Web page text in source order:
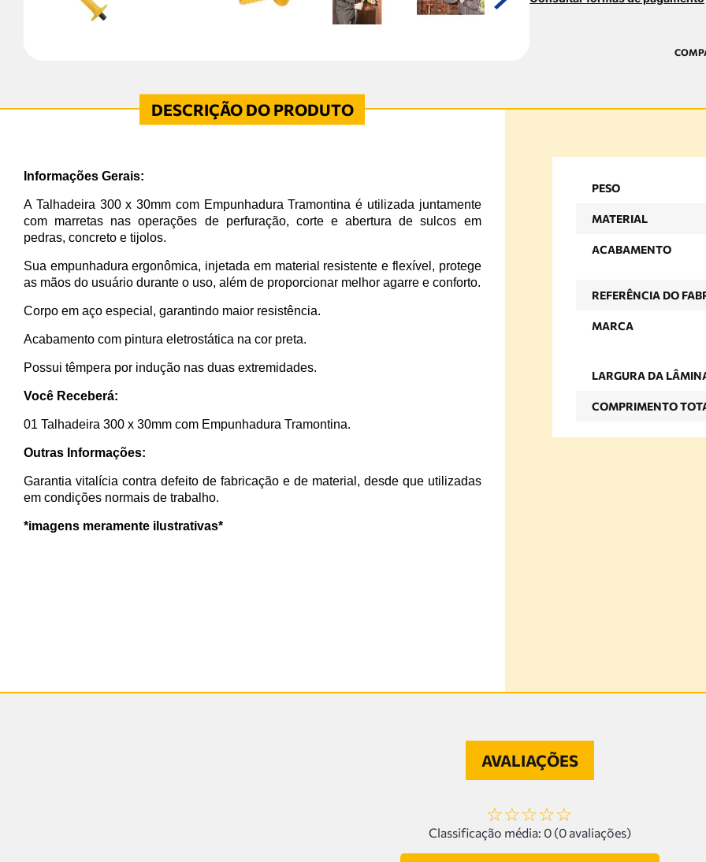
Informações Gerais:
A Talhadeira 300 x 30mm com Empunhadura Tramontina é utilizada juntamente
com marretas nas operações de perfuração, corte e abertura de sulcos em
pedras, concreto e tijolos.
Sua empunhadura ergonômica, injetada em material resistente e flexível, protege
as mãos do usuário durante o uso, além de proporcionar melhor agarre e conforto.
Corpo em aço especial, garantindo maior resistência.
Acabamento com pintura eletrostática na cor preta.
Possui têmpera por indução nas duas extremidades.
Você Receberá:
01 Talhadeira 300 x 30mm com Empunhadura Tramontina.
Outras Informações:
Garantia vitalícia contra defeito de fabricação e de material, desde que utilizadas
em condições normais de trabalho.
*imagens meramente ilustrativas*
PESO
MATERIAL
ACABAMENTO
REFERÊNCIA DO
MARCA
LARGURA DA
COMPRIMENTO
AVALIAÇÕES
☆☆☆☆☆
Classificação média: 0 (0 avaliações)